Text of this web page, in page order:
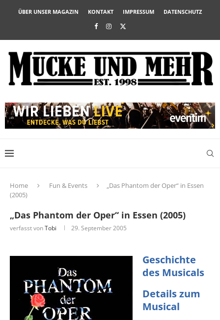
ÜBER UNSER MAGAZIN KONTAKT IMPRESSUM DATENSCHUTZ
Home Fun & Events
„Das Phantom der Oper“ in Essen
(2005)
„Das Phantom der Oper“ in Essen (2005)
verfasst vonTobi 29. September 2005
Geschichte
des Musicals
Details zum
Musical